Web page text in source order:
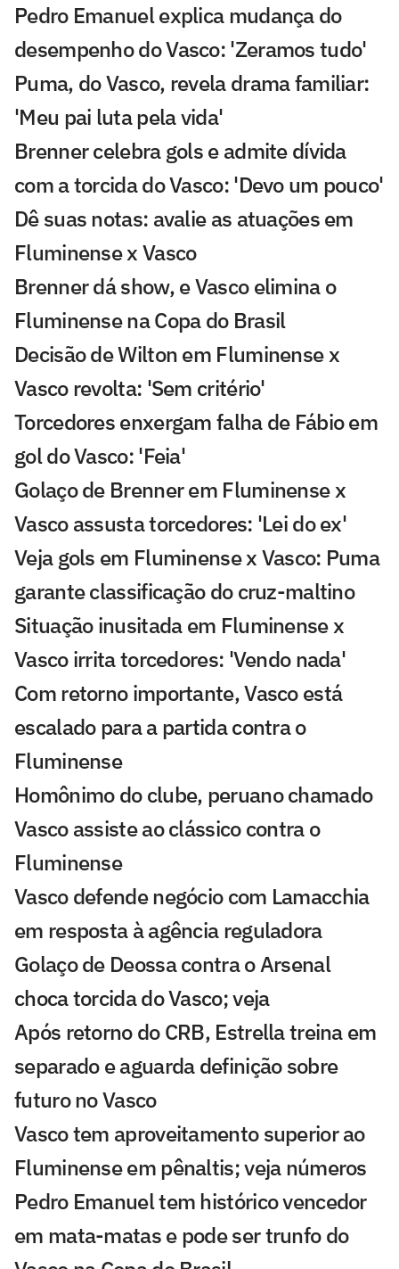
Pedro Emanuel explica mudança do
desempenho do Vasco: 'Zeramos tudo'
Puma, do Vasco, revela drama familiar:
'Meu pai luta pela vida'
Brenner celebra gols e admite dívida
com a torcida do Vasco: 'Devo um pouco'
Dê suas notas: avalie as atuações em
Fluminense x Vasco
Brenner dá show, e Vasco elimina o
Fluminense na Copa do Brasil
Decisão de Wilton em Fluminense x
Vasco revolta: 'Sem critério'
Torcedores enxergam falha de Fábio em
gol do Vasco: 'Feia'
Golaço de Brenner em Fluminense x
Vasco assusta torcedores: 'Lei do ex'
Veja gols em Fluminense x Vasco: Puma
garante classificação do cruz-maltino
Situação inusitada em Fluminense x
Vasco irrita torcedores: 'Vendo nada'
Com retorno importante, Vasco está
escalado para a partida contra o
Fluminense
Homônimo do clube, peruano chamado
Vasco assiste ao clássico contra o
Fluminense
Vasco defende negócio com Lamacchia
em resposta à agência reguladora
Golaço de Deossa contra o Arsenal
choca torcida do Vasco; veja
Após retorno do CRB, Estrella treina em
separado e aguarda definição sobre
futuro no Vasco
Vasco tem aproveitamento superior ao
Fluminense em pênaltis; veja números
Pedro Emanuel tem histórico vencedor
em mata-matas e pode ser trunfo do